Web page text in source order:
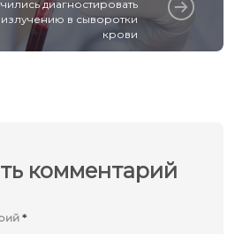
диагностировать
в сыворотки
крови
комментарий
*